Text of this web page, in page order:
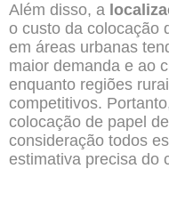
Além disso, a
o custo da colocação
em áreas urbanas
maior demanda e ao
enquanto regiões
competitivos.
colocação de papel
consideração todos
estimativa precisa do